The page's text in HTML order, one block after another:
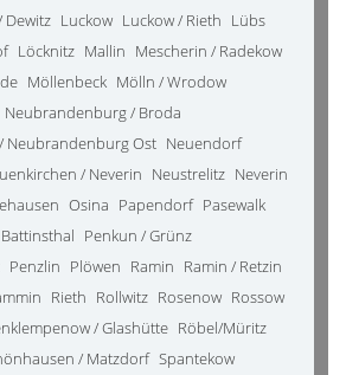
Dewitz Luckow Luckow / Rieth Lübs
Löcknitz Mallin Mescherin / Radekow
Möllenbeck Mölln / Wrodow
Neubrandenburg / Broda
Neubrandenburg Ost Neuendorf
/ Neverin Neustrelitz Neverin
Osina Papendorf Pasewalk
Penkun / Grünz
Penzlin Plöwen Ramin Ramin / Retzin
Rieth Rollwitz Rosenow Rossow
/ Glashütte Röbel/Müritz
/ Matzdorf Spantekow